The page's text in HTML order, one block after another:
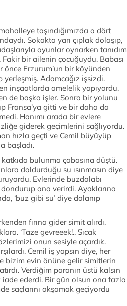
taşındığımızda o dört
Sokakta yarı çıplak dolaşıp,
oyunlar oynarken tanıdım
Fakir bir ailenin çocuğuydu. Babası
önce Erzurum’un bir köyünden
yerleşmiş. Adamcağız işsizdi.
inşaatlarda amelelik yapıyordu,
de başka işler. Sonra bir yolunu
Fransa’ya gitti ve bir daha da
Hanımı arada bir evlere
giderek geçimlerini sağlıyordu.
hızla geçti ve Cemil büyüyüp
başladı.
bulunma çabasına düştü.
doldurduğu su ısınmasın diye
Evlerinde buzdolabı
ona verirdi. Ayaklarına
‘buz gibi su’ diye dolanıp
fırına gider simit alırdı.
‘Taze gevreeek!.. Sıcak
onun sesiyle açardık.
Cemil iş yapsın diye, her
bizim evin önüne gelir simitlerin
Verdiğim paranın üstü kalsın
ederdi. Bir gün olsun ona fazla
saçlarını okşamak geçiyordu